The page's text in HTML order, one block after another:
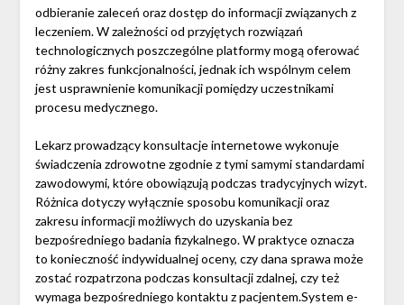
odbieranie zaleceń oraz dostęp do informacji związanych z
leczeniem. W zależności od przyjętych rozwiązań
technologicznych poszczególne platformy mogą oferować
różny zakres funkcjonalności, jednak ich wspólnym celem
jest usprawnienie komunikacji pomiędzy uczestnikami
procesu medycznego.
Lekarz prowadzący konsultacje internetowe wykonuje
świadczenia zdrowotne zgodnie z tymi samymi standardami
zawodowymi, które obowiązują podczas tradycyjnych wizyt.
Różnica dotyczy wyłącznie sposobu komunikacji oraz
zakresu informacji możliwych do uzyskania bez
bezpośredniego badania fizykalnego. W praktyce oznacza
to konieczność indywidualnej oceny, czy dana sprawa może
zostać rozpatrzona podczas konsultacji zdalnej, czy też
wymaga bezpośredniego kontaktu z pacjentem.System e-